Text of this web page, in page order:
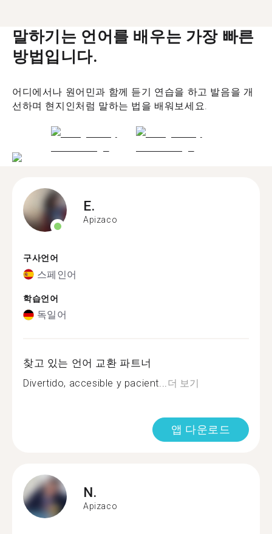
말하기는 언어를 배우는 가장 빠른
방법입니다.
어디에서나 원어민과 함께 듣기 연습을 하고 발음을 개
선하며 현지인처럼 말하는 법을 배워보세요.
E.
Apizaco
구사언어
스페인어
학습언어
독일어
찾고 있는 언어 교환 파트너
Divertido, accesible y pacient...더 보기
앱 다운로드
N.
Apizaco